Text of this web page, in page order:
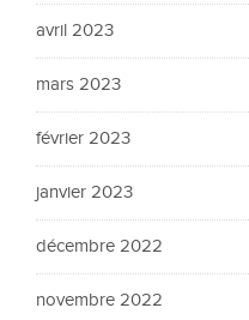
avril 2023
mars 2023
février 2023
janvier 2023
décembre 2022
novembre 2022